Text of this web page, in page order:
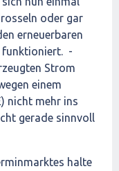
oder gar
erneuerbaren
funktioniert. -
Strom
einem
nicht mehr ins
gerade sinnvoll
halte